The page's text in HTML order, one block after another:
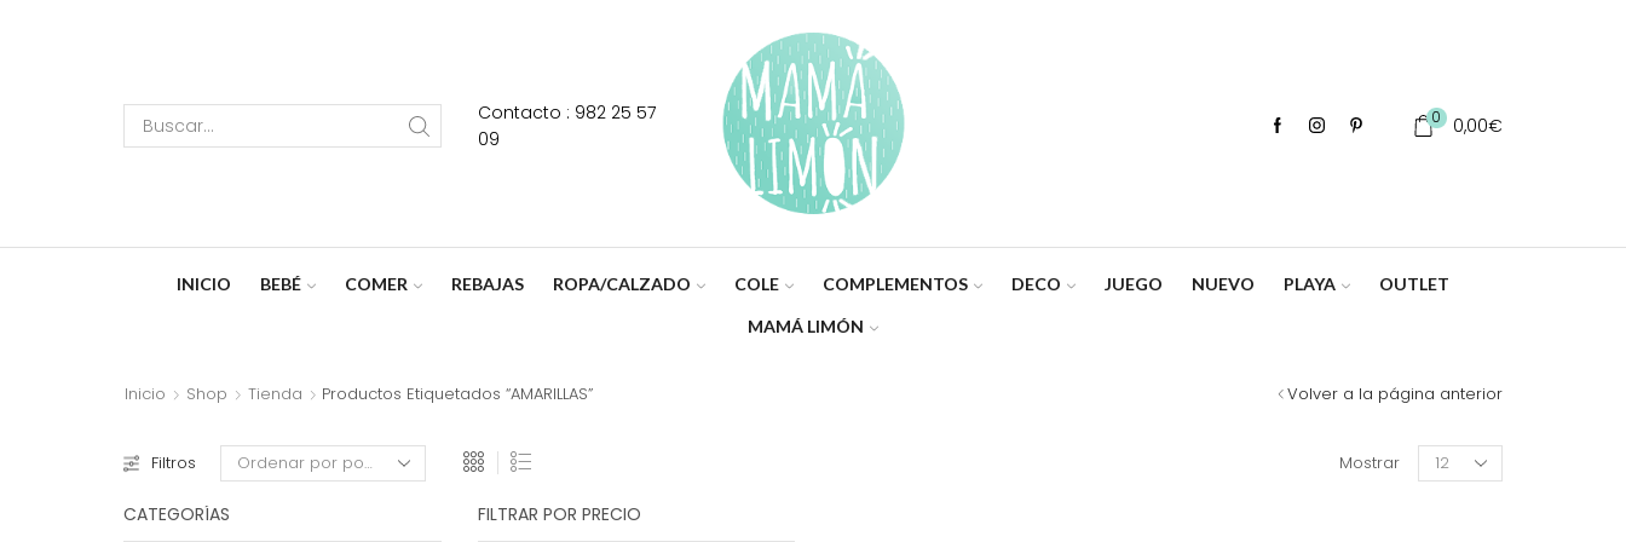
Contacto : 982 25 57
09
0 0,00€
INICIO BEBÉ COMER REBAJAS ROPA/CALZADO COLE COMPLEMENTOS DECO JUEGO NUEVO PLAYA OUTLET
MAMÁ LIMÓN
Inicio Shop Tienda Productos Etiquetados “AMARILLAS” Volver a la página anterior
Filtros Mostrar
Products
per
CATEGORÍAS FILTRAR POR PRECIO